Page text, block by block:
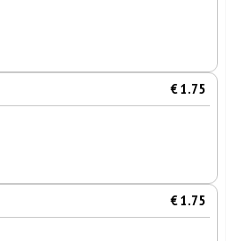
€ 1.75
€ 1.75